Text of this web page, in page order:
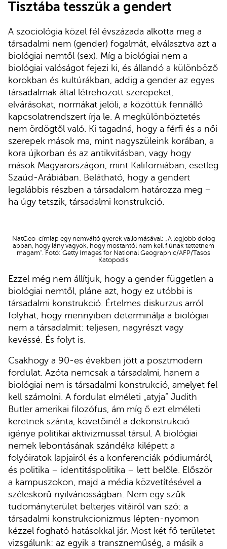
Tisztába tesszük a gendert
A szociológia közel fél évszázada alkotta meg a
társadalmi nem (gender) fogalmát, elválasztva azt a
biológiai nemtől (sex). Míg a biológiai nem a
biológiai valóságot fejezi ki, és állandó a különböző
korokban és kultúrákban, addig a gender az egyes
társadalmak által létrehozott szerepeket,
elvárásokat, normákat jelöli, a közöttük fennálló
kapcsolatrendszert írja le. A megkülönböztetés
nem ördögtől való. Ki tagadná, hogy a férfi és a női
szerepek mások ma, mint nagyszüleink korában, a
kora újkorban és az antikvitásban, vagy hogy
mások Magyarországon, mint Kaliforniában, esetleg
Szaúd-Arábiában. Belátható, hogy a gendert
legalábbis részben a társadalom határozza meg –
ha úgy tetszik, társadalmi konstrukció.
NatGeo-címlap egy nemváltó gyerek vallomásával: „A legjobb dolog
abban, hogy lány vagyok, hogy mostantól nem kell fiúnak tettetnem
magam”. Fotó: Getty Images for National Geographic/AFP/Tasos
Katopodis
Ezzel még nem állítjuk, hogy a gender független a
biológiai nemtől, pláne azt, hogy ez utóbbi is
társadalmi konstrukció. Értelmes diskurzus arról
folyhat, hogy mennyiben determinálja a biológiai
nem a társadalmit: teljesen, nagyrészt vagy
kevéssé. És folyt is.
Csakhogy a 90-es években jött a posztmodern
fordulat. Azóta nemcsak a társadalmi, hanem a
biológiai nem is társadalmi konstrukció, amelyet fel
kell számolni. A fordulat elméleti „atyja” Judith
Butler amerikai filozófus, ám míg ő ezt elméleti
keretnek szánta, követőinél a dekonstrukció
igénye politikai aktivizmussal társul. A biológiai
nemek lebontásának szándéka kilépett a
folyóiratok lapjairól és a konferenciák pódiumáról,
és politika – identitáspolitika – lett belőle. Először
a kampuszokon, majd a média közvetítésével a
széleskörű nyilvánosságban. Nem egy szűk
tudományterület belterjes vitáiról van szó: a
társadalmi konstrukcionizmus lépten-nyomon
kézzel fogható hatásokkal jár. Most két fő területet
vizsgálunk: az egyik a transzneműség, a másik a